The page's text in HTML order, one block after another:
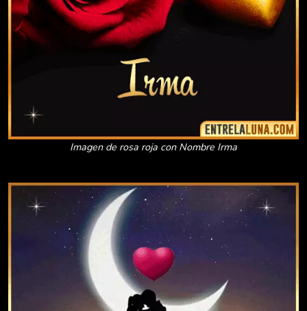
Imagen de rosa roja con Nombre Irma